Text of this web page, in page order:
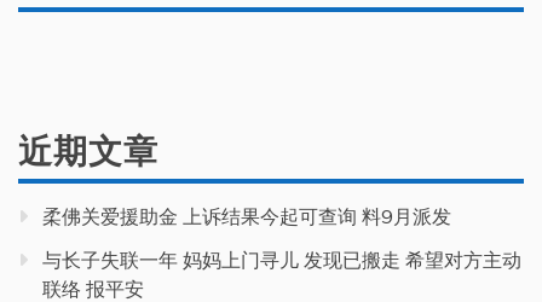
近期文章
柔佛关爱援助金 上诉结果今起可查询 料9月派发
与长子失联一年 妈妈上门寻儿 发现已搬走 希望对方主动
联络 报平安